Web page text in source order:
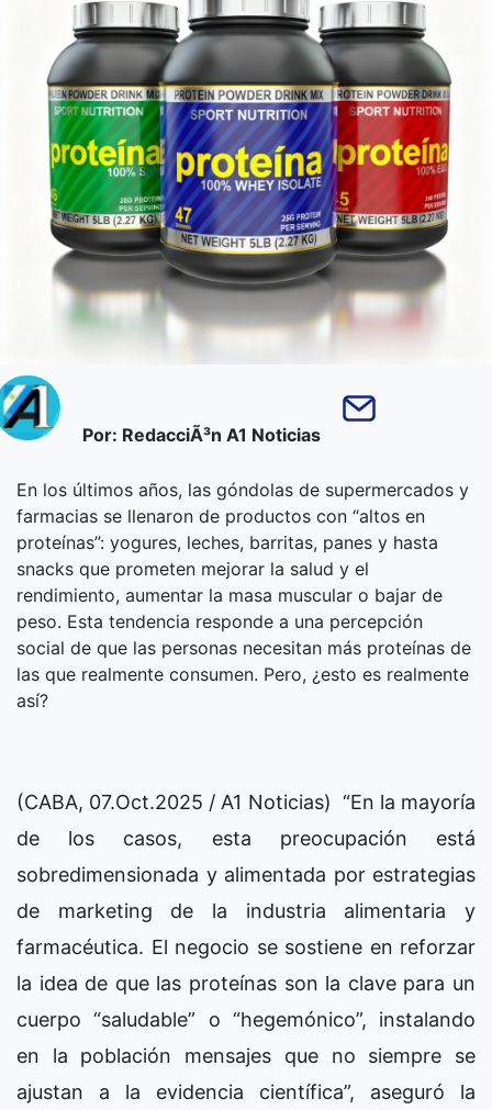
Por: RedacciÃ³n A1 Noticias
En los últimos años, las góndolas de supermercados y
farmacias se llenaron de productos con “altos en
proteínas”: yogures, leches, barritas, panes y hasta
snacks que prometen mejorar la salud y el
rendimiento, aumentar la masa muscular o bajar de
peso. Esta tendencia responde a una percepción
social de que las personas necesitan más proteínas de
las que realmente consumen. Pero, ¿esto es realmente
así?
(CABA, 07.Oct.2025 / A1 Noticias) “En la mayoría
de los casos, esta preocupación está
sobredimensionada y alimentada por estrategias
de marketing de la industria alimentaria y
farmacéutica. El negocio se sostiene en reforzar
la idea de que las proteínas son la clave para un
cuerpo “saludable” o “hegemónico”, instalando
en la población mensajes que no siempre se
ajustan a la evidencia científica”, aseguró la